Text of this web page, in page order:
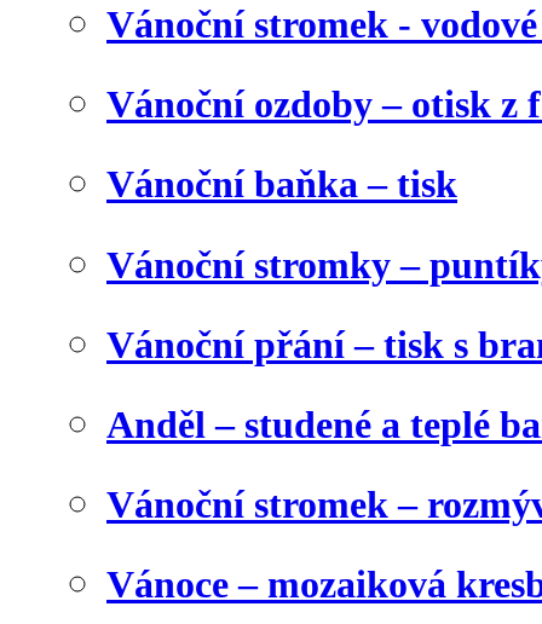
Vánoční stromek -
Vánoční ozdoby – otisk z
Vánoční baňka – tisk
Vánoční stromky –
Vánoční přání – tisk s
Anděl – studené a teplé
Vánoční stromek –
Vánoce – mozaiková